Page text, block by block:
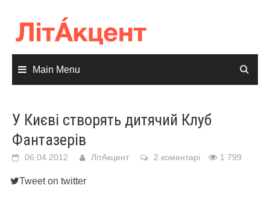
content
Main Menu
У Києві створять дитячий Клуб
Фантазерів
06.04.2012 ЛітАкцент 2 коментарі 1 799
Tweet on twitter